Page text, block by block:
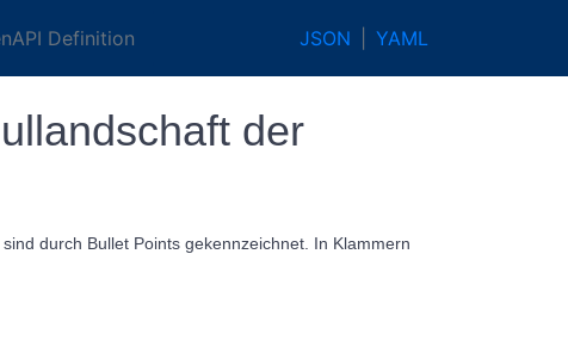
Definition JSON YAML
der
durch Bullet Points gekennzeichnet. In Klammern